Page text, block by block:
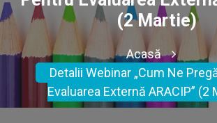
(2 Martie)
Acasă
Detalii Webinar „Cum Ne
Evaluarea Externă ARACIP” (2